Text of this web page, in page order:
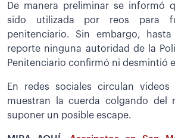
De manera preliminar se informó
sido utilizada por reos para
penitenciario. Sin embargo,
reporte ninguna autoridad de la
Penitenciario confirmó ni desmintió
En redes sociales circulan
muestran la cuerda colgando del
suponer un posible escape.